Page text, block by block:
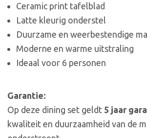
Ceramic print tafelblad
Latte kleurig onderstel
Duurzame en weerbestendige
Moderne en warme uitstraling
Ideaal voor 6 personen
Garantie:
Op deze dining set geldt 5 jaar
kwaliteit en duurzaamheid van de